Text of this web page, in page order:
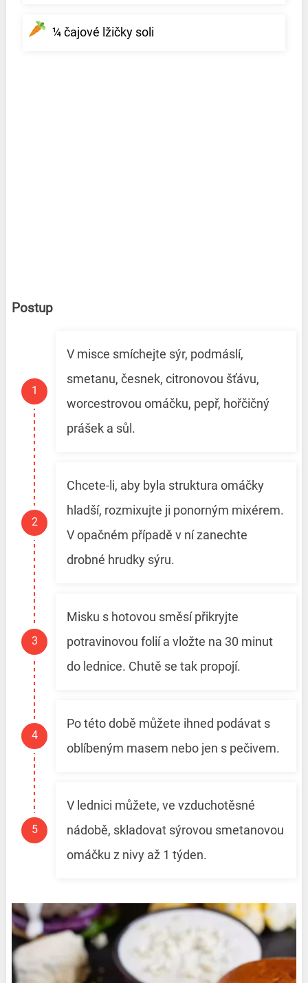
¼ čajové lžičky soli
Postup
V misce smíchejte sýr, podmáslí,
smetanu, česnek, citronovou šťávu,
worcestrovou omáčku, pepř, hořčičný
prášek a sůl.
Chcete-li, aby byla struktura omáčky
hladší, rozmixujte ji ponorným mixérem.
V opačném případě v ní zanechte
drobné hrudky sýru.
Misku s hotovou směsí přikryjte
potravinovou folií a vložte na 30 minut
do lednice. Chutě se tak propojí.
Po této době můžete ihned podávat s
oblíbeným masem nebo jen s pečivem.
V lednici můžete, ve vzduchotěsné
nádobě, skladovat sýrovou smetanovou
omáčku z nivy až 1 týden.